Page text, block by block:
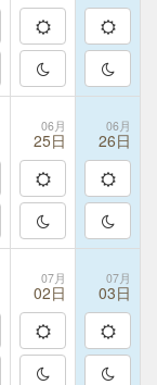
06月
25日
06月
26日
07月
02日
07月
03日